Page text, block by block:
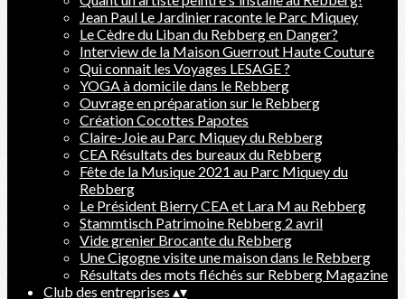
Jean Paul Le Jardinier raconte le Parc Miquey
Le Cèdre du Liban du Rebberg en Danger?
Interview de la Maison Guerrout Haute Couture
Qui connait les Voyages LESAGE ?
YOGA à domicile dans le Rebberg
Ouvrage en préparation sur le Rebberg
Création Cocottes Papotes
Claire-Joie au Parc Miquey du Rebberg
CEA Résultats des bureaux du Rebberg
Fête de la Musique 2021 au Parc Miquey du
Rebberg
Le Président Bierry CEA et Lara M au Rebberg
Stammtisch Patrimoine Rebberg 2 avril
Vide grenier Brocante du Rebberg
Une Cigogne visite une maison dans le Rebberg
Résultats des mots fléchés sur Rebberg Magazine
Club des entreprises ▴▾